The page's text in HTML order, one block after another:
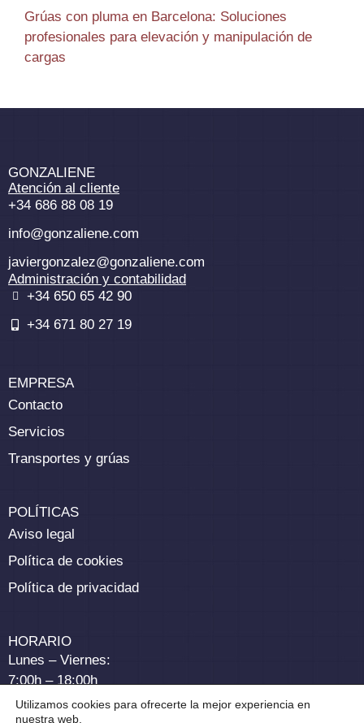
Grúas con pluma en Barcelona: Soluciones
profesionales para elevación y manipulación de
cargas
GONZALIENE
Atención al cliente
+34 686 88 08 19
info@gonzaliene.com
javiergonzalez@gonzaliene.com
Administración y contabilidad
+34 650 65 42 90
+34 671 80 27 19
EMPRESA
Contacto
Servicios
Transportes y grúas
POLÍTICAS
Aviso legal
Política de cookies
Política de privacidad
HORARIO
Lunes – Viernes:
7:00h – 18:00h
Utilizamos cookies para ofrecerte la mejor experiencia en
nuestra web.